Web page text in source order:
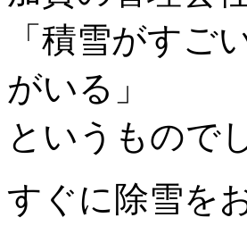
「積雪がすご
がいる」
というもので
すぐに除雪を